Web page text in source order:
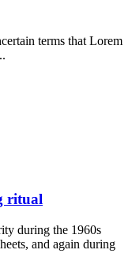
terms that Lorem
ritual
during the 1960s
and again during